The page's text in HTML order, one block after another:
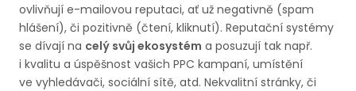
ovlivňují e-mailovou reputaci, ať už negativně (spam
hlášení), či pozitivně (čtení, kliknutí). Reputační systémy
se dívají na celý svůj ekosystém a posuzují tak např.
i kvalitu a úspěšnost vašich PPC kampaní, umístění
ve vyhledávači, sociální sítě, atd. Nekvalitní stránky, či